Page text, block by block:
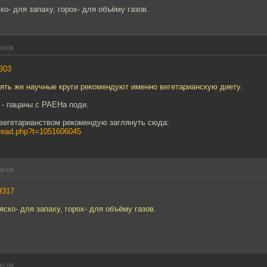
для запаху, горох- для объёму газов.
же научные круги рекомендуют именно вегетарианскую диету.
- пацаны с РАЕНа поди.
рекомендую заглянуть сюда:
для запаху, горох- для объёму газов.